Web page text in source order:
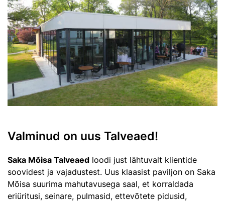
Valminud on uus Talveaed!
Saka Mõisa Talveaed loodi just lähtuvalt klientide
soovidest ja vajadustest. Uus klaasist paviljon on Saka
Mõisa suurima mahutavusega saal, et korraldada
eriüritusi, seinare, pulmasid, ettevõtete pidusid,